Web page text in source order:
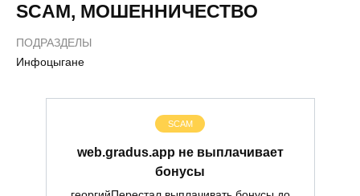
SCAM, МОШЕННИЧЕСТВО
ПОДРАЗДЕЛЫ
Инфоцыгане
SCAM
web.gradus.app не выплачивает
бонусы